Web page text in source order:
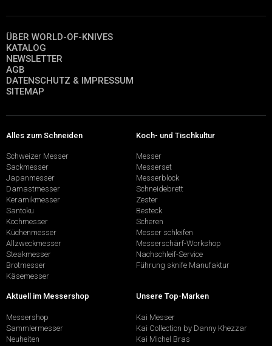
ÜBER WORLD-OF-KNIVES
KATALOG
NEWSLETTER
AGB
DATENSCHUTZ & IMPRESSUM
SITEMAP
Alles zum Schneiden
Schweizer Messer
Sackmesser
Japanmesser
Damastmesser
Keramikmesser
Santoku
Kochmesser
Küchenmesser
Allzweckmesser
Steakmesser
Brotmesser
Käsemesser
Koch- und Tischkultur
Messer
Messerset
Messerblock
Schneidebrett
Zester
Besteck
Scheren
Messer schleifen
Messerschärf-Workshop
Nachschleif-Service
Führung sknife Manufaktur
Aktuell im Messershop
Messershop
Sammlermesser
Neuheiten
Unsere Top-Marken
Kai Messer
Kai Collection by Danny Khezzar
Kai Michel Bras